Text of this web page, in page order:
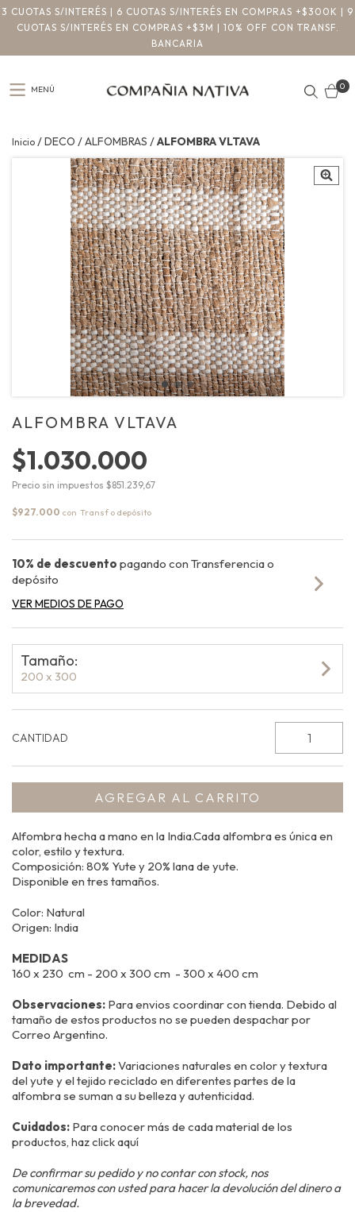
3 CUOTAS S/INTERÉS | 6 CUOTAS S/INTERÉS EN COMPRAS +$300K | 9
CUOTAS S/INTERÉS EN COMPRAS +$3M | 10% OFF CON TRANSF.
BANCARIA
MENÚ 0
Inicio /DECO /ALFOMBRAS /ALFOMBRA VLTAVA
ALFOMBRA VLTAVA
$1.030.000
Precio sin impuestos $851.239,67
$927.000 con
10% de descuento pagando con Transferencia o
depósito
VER MEDIOS DE PAGO
Tamaño:
200 x 300
CANTIDAD
Alfombra hecha a mano en la India.Cada alfombra es única en
color, estilo y textura.
Composición: 80% Yute y 20% lana de yute.
Disponible en tres tamaños.
Color: Natural
Origen: India
MEDIDAS
160 x 230 cm - 200 x 300 cm - 300 x 400 cm
Observaciones: Para envios coordinar con tienda. Debido al
tamaño de estos productos no se pueden despachar por
Correo Argentino.
Dato importante:Variaciones naturales en color y textura
del yute y el tejido reciclado en diferentes partes de la
alfombra se suman a su belleza y autenticidad.
Cuidados: Para conocer más de cada material de los
productos, hazclick aquí
De confirmar su pedido y no contar con stock, nos
comunicaremos con usted para hacer la devolución del dinero a
la brevedad.